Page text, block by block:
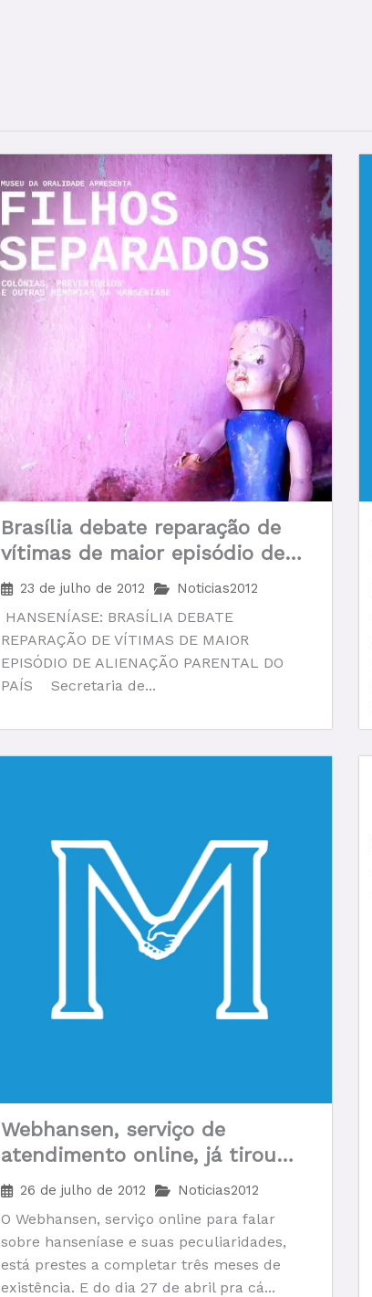
Brasília debate reparação de
vítimas de maior episódio de
alienação parental do país.
23 de julho de 2012 Noticias2012
HANSENÍASE: BRASÍLIA DEBATE
REPARAÇÃO DE VÍTIMAS DE MAIOR
EPISÓDIO DE ALIENAÇÃO PARENTAL DO
PAÍS Secretaria de...
Webhansen, serviço de
atendimento online, já tirou
dúvidas de mais 470 pessoas.
26 de julho de 2012 Noticias2012
O Webhansen, serviço online para falar
sobre hanseníase e suas peculiaridades,
está prestes a completar três meses de
existência. E do dia 27 de abril pra cá...